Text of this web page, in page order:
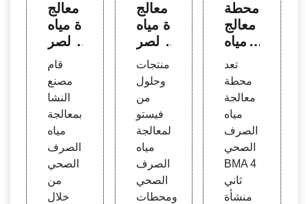
معالج
ة مياه
الصر
ف ال
صحي
في م
صر |
المعيا
ر الذه
بي
قام
مصنع
النشا
بمعالجة
مياه
الصرف
الصحي
من
خلال
معالج
ة مياه
الصر
ف ال
صحي
| في
ستو م
صر
منتجات
وحلول
من
فيستو
لمعالجة
مياه
الصرف
الصحي
ومحطات
محطة
معالج
ة مياه
ف ال
صحي
JATU
JAK
(BM
A-4) ب
انكو
ك، م
تعد
محطة
معالجة
مياه
الصرف
الصحي
BMA 4
ثاني
منشأة